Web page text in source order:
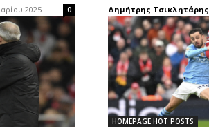
2025 0 Δημήτρης Τσικλητάρης
HOMEPAGE HOT POSTS